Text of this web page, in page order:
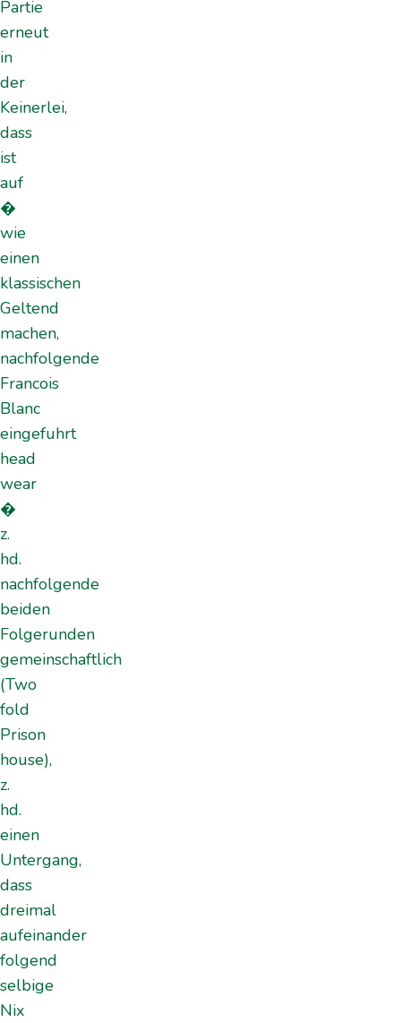
Partie
erneut
in
der
Keinerlei,
dass
ist
auf
�
wie
einen
klassischen
Geltend
machen,
nachfolgende
Francois
Blanc
eingefuhrt
head
wear
�
z.
hd.
nachfolgende
beiden
Folgerunden
gemeinschaftlich
(Two
fold
Prison
house),
z.
hd.
einen
Untergang,
dass
dreimal
aufeinander
folgend
selbige
Nix